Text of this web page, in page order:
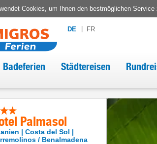
Cookies, um Ihnen den bestmöglichen
DE FR
Badeferien Städtereisen
Palmasol
Costa del Sol
/ Benalmadena